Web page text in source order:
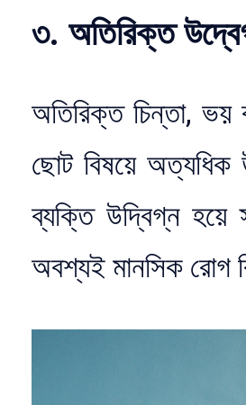
৩. অতিরিক্ত
অতিরিক্ত চিন্তা,
ছোট বিষয়ে অত্যধিক
ব্যক্তি উদ্বিগ্ন হয়ে
অবশ্যই মানসিক রোগ